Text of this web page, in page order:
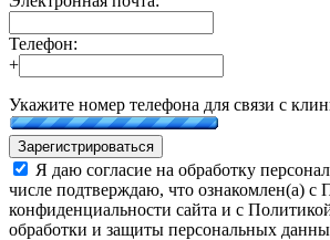
Телефон:
+
Укажите номер телефона для связи с
Зарегистрироваться
Я даю согласие на обработку
числе подтверждаю, что ознакомлен(а) с
конфиденциальности сайта и с
обработки и защиты персональных